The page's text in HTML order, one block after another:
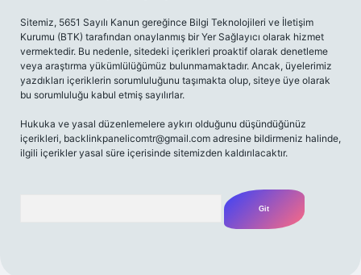
Sitemiz, 5651 Sayılı Kanun gereğince Bilgi Teknolojileri ve İletişim
Kurumu (BTK) tarafından onaylanmış bir Yer Sağlayıcı olarak hizmet
vermektedir. Bu nedenle, sitedeki içerikleri proaktif olarak denetleme
veya araştırma yükümlülüğümüz bulunmamaktadır. Ancak, üyelerimiz
yazdıkları içeriklerin sorumluluğunu taşımakta olup, siteye üye olarak
bu sorumluluğu kabul etmiş sayılırlar.
Hukuka ve yasal düzenlemelere aykırı olduğunu düşündüğünüz
içerikleri, backlinkpanelicomtr@gmail.com adresine bildirmeniz halinde,
ilgili içerikler yasal süre içerisinde sitemizden kaldırılacaktır.